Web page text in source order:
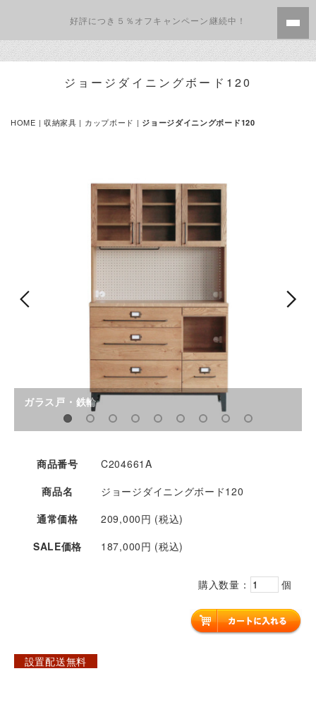
好評につき５％オフキャンペーン継続中！
ジョージダイニングボード120
HOME | 収納家具 | カップボード | ジョージダイニングボード120
ガラス戸・鉄輪
商品番号
C204661A
商品名
ジョージダイニングボード120
通常価格
209,000円 (税込)
SALE価格
187,000円 (税込)
購入数量： 個
設置配送無料